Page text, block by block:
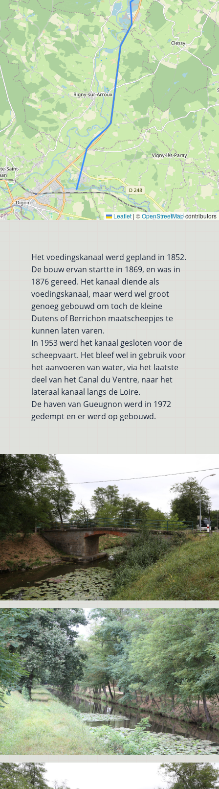
Leaflet | ©OpenStreetMapcontributors
Het voedingskanaal werd gepland in 1852.
De bouw ervan startte in 1869, en was in
1876 gereed. Het kanaal diende als
voedingskanaal, maar werd wel groot
genoeg gebouwd om toch de kleine
Dutens of Berrichon maatscheepjes te
kunnen laten varen.
In 1953 werd het kanaal gesloten voor de
scheepvaart. Het bleef wel in gebruik voor
het aanvoeren van water, via het laatste
deel van het Canal du Ventre, naar het
lateraal kanaal langs de Loire.
De haven van Gueugnon werd in 1972
gedempt en er werd op gebouwd.